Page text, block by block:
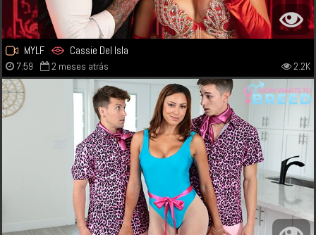
MYLF Cassie Del Isla
7:59 2 meses atrás 2.2K